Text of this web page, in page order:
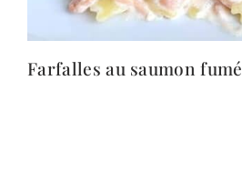
Farfalles au saumon fumé